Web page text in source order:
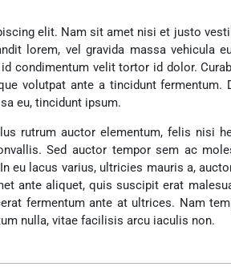
elit. Nam sit amet nisi et justo
lorem, vel gravida massa vehicula
condimentum velit tortor id dolor.
volutpat ante a tincidunt fermentum.
eu, tincidunt ipsum.
rutrum auctor elementum, felis nisi
Sed auctor tempor sem ac
eu lacus varius, ultricies mauris a,
ante aliquet, quis suscipit erat
fermentum ante at ultrices. Nam
nulla, vitae facilisis arcu iaculis non.